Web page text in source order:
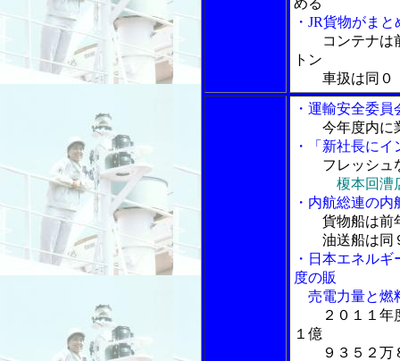
める
・JR貨物がま
コンテナは
トン
車扱は同０．
・運輸安全委
今年度内に
・「新社長に
フレッシュ
榎本回
・内航総連の
貨物船は前
油送船は同９
・日本エネル
度の販
売電力量と燃
２０１１
１億
９３５２万８